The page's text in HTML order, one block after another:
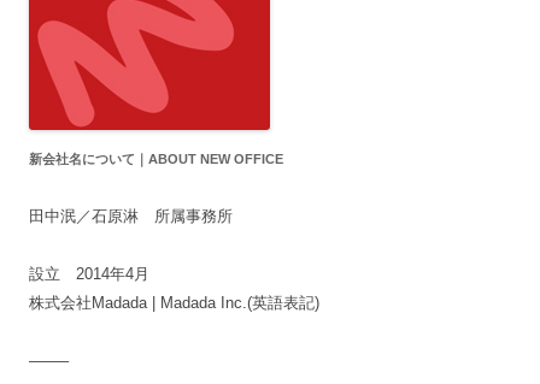
新会社名について｜ABOUT NEW OFFICE
田中泯／石原淋 所属事務所
設立 2014年4月
株式会社Madada | Madada Inc.(英語表記)
——–